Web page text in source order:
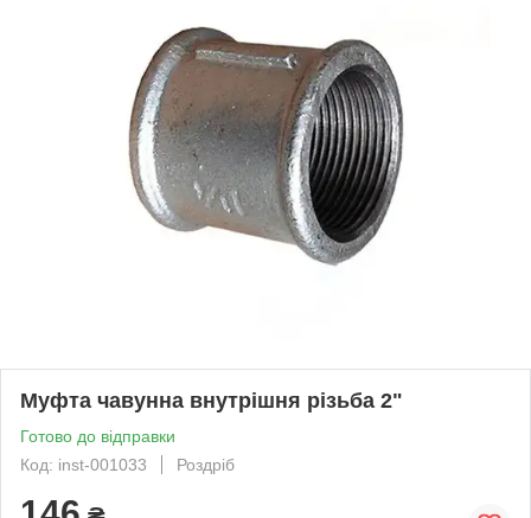
Муфта чавунна внутрішня різьба 2"
Готово до відправки
Код: inst-001033
Роздріб